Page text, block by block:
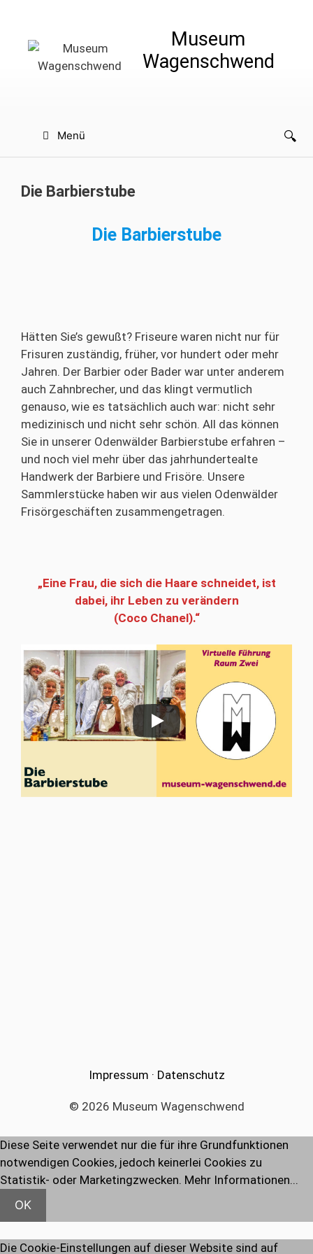
springen
Museum
Wagenschwend
Menü
Die Barbierstube
Die Barbierstube
Hätten Sie’s gewußt? Friseure waren nicht nur für
Frisuren zuständig, früher, vor hundert oder mehr
Jahren. Der Barbier oder Bader war unter anderem
auch Zahnbrecher, und das klingt vermutlich
genauso, wie es tatsächlich auch war: nicht sehr
medizinisch und nicht sehr schön. All das können
Sie in unserer Odenwälder Barbierstube erfahren –
und noch viel mehr über das jahrhundertealte
Handwerk der Barbiere und Frisöre. Unsere
Sammlerstücke haben wir aus vielen Odenwälder
Frisörgeschäften zusammengetragen.
„Eine Frau, die sich die Haare schneidet, ist
dabei, ihr Leben zu verändern
(Coco Chanel).“
Impressum · Datenschutz
© 2026 Museum Wagenschwend
Diese Seite verwendet nur die für ihre Grundfunktionen
notwendigen Cookies, jedoch keinerlei Cookies zu
Statistik- oder Marketingzwecken. Mehr Informationen...
OK
Die Cookie-Einstellungen auf dieser Website sind auf